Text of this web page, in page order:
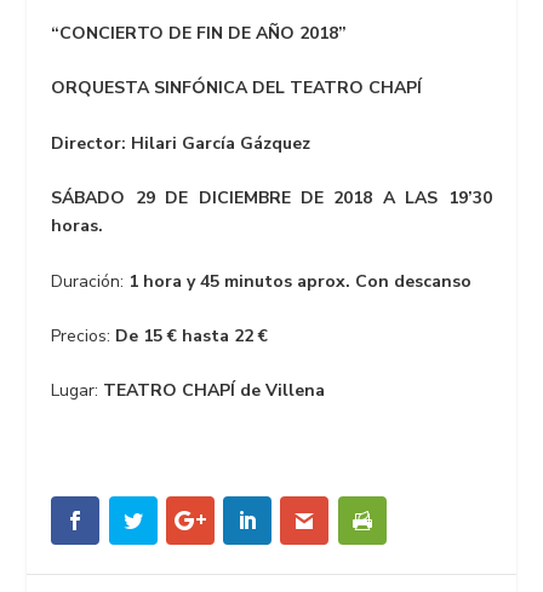
“CONCIERTO DE FIN DE AÑO 2018”
ORQUESTA SINFÓNICA DEL TEATRO CHAPÍ
Director: Hilari García Gázquez
SÁBADO 29 DE DICIEMBRE DE 2018 A LAS 19’30
horas.
Duración: 1 hora y 45 minutos aprox. Con descanso
Precios: De 15 € hasta 22 €
Lugar: TEATRO CHAPÍ de Villena